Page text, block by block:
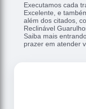
Executamos cada
Excelente, e
além dos citados,
Reclinável
Saiba mais
prazer em atender